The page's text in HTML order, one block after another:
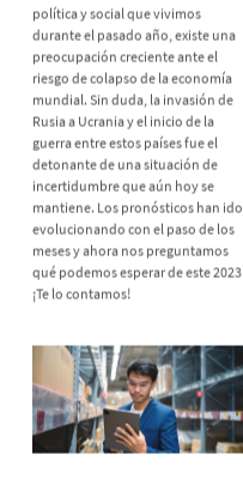
política y social que vivimos
durante el pasado año, existe una
preocupación creciente ante el
riesgo de colapso de la economía
mundial. Sin duda, la invasión de
Rusia a Ucrania y el inicio de la
guerra entre estos países fue el
detonante de una situación de
incertidumbre que aún hoy se
mantiene. Los pronósticos han ido
evolucionando con el paso de los
meses y ahora nos preguntamos
qué podemos esperar de este 2023
¡Te lo contamos!